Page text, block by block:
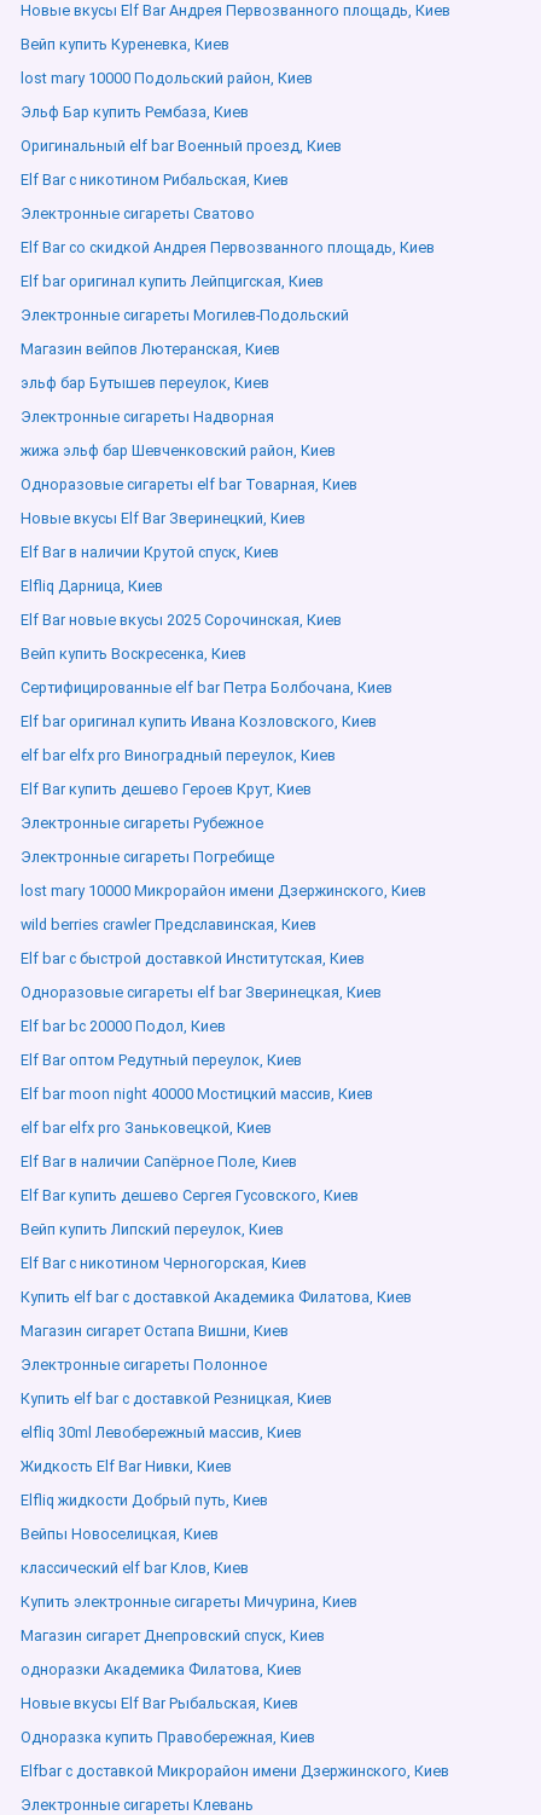
Новые вкусы Elf Bar Андрея Первозванного площадь, Киев
Вейп купить Куреневка, Киев
lost mary 10000 Подольский район, Киев
Эльф Бар купить Рембаза, Киев
Оригинальный elf bar Военный проезд, Киев
Elf Bar с никотином Рибальская, Киев
Электронные сигареты Сватово
Elf Bar со скидкой Андрея Первозванного площадь, Киев
Elf bar оригинал купить Лейпцигская, Киев
Электронные сигареты Могилев-Подольский
Магазин вейпов Лютеранская, Киев
эльф бар Бутышев переулок, Киев
Электронные сигареты Надворная
жижа эльф бар Шевченковский район, Киев
Одноразовые сигареты elf bar Товарная, Киев
Новые вкусы Elf Bar Зверинецкий, Киев
Elf Bar в наличии Крутой спуск, Киев
Elfliq Дарница, Киев
Elf Bar новые вкусы 2025 Сорочинская, Киев
Вейп купить Воскресенка, Киев
Сертифицированные elf bar Петра Болбочана, Киев
Elf bar оригинал купить Ивана Козловского, Киев
elf bar elfx pro Виноградный переулок, Киев
Elf Bar купить дешево Героев Крут, Киев
Электронные сигареты Рубежное
Электронные сигареты Погребище
lost mary 10000 Микрорайон имени Дзержинского, Киев
wild berries crawler Предславинская, Киев
Elf bar с быстрой доставкой Институтская, Киев
Одноразовые сигареты elf bar Зверинецкая, Киев
Elf bar bc 20000 Подол, Киев
Elf Bar оптом Редутный переулок, Киев
Elf bar moon night 40000 Мостицкий массив, Киев
elf bar elfx pro Заньковецкой, Киев
Elf Bar в наличии Сапёрное Поле, Киев
Elf Bar купить дешево Сергея Гусовского, Киев
Вейп купить Липский переулок, Киев
Elf Bar с никотином Черногорская, Киев
Купить elf bar с доставкой Академика Филатова, Киев
Магазин сигарет Остапа Вишни, Киев
Электронные сигареты Полонное
Купить elf bar с доставкой Резницкая, Киев
elfliq 30ml Левобережный массив, Киев
Жидкость Elf Bar Нивки, Киев
Elfliq жидкости Добрый путь, Киев
Вейпы Новоселицкая, Киев
классический elf bar Клов, Киев
Купить электронные сигареты Мичурина, Киев
Магазин сигарет Днепровский спуск, Киев
одноразки Академика Филатова, Киев
Новые вкусы Elf Bar Рыбальская, Киев
Одноразка купить Правобережная, Киев
Elfbar с доставкой Микрорайон имени Дзержинского, Киев
Электронные сигареты Клевань